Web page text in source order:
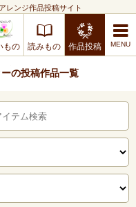
レンジ作品投稿サイト
もの 読みもの 作品投稿
の投稿作品一覧